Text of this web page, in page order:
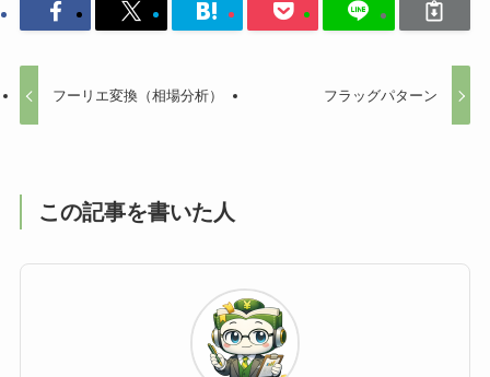
フーリエ変換（相場分析） フラッグパターン
この記事を書いた人